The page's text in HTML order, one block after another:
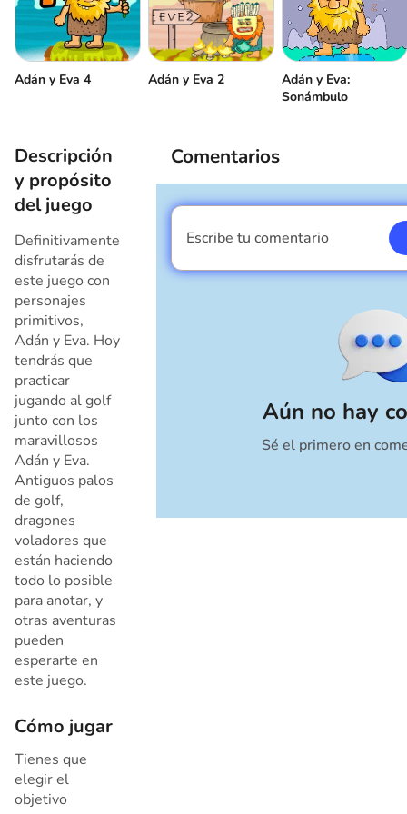
Adán y Eva 4 Adán y Eva 2
Adán y Eva:
Sonámbulo
Descripción
y propósito
del juego
Definitivamente
disfrutarás de
este juego con
personajes
primitivos,
Adán y Eva. Hoy
tendrás que
practicar
jugando al golf
junto con los
maravillosos
Adán y Eva.
Antiguos palos
de golf,
dragones
voladores que
están haciendo
todo lo posible
para anotar, y
otras aventuras
pueden
esperarte en
este juego.
Cómo jugar
Tienes que
elegir el
objetivo
Comentarios
Aún no hay
Sé el primero en
Escribe tu comentario
Soy un chico
Cancelar